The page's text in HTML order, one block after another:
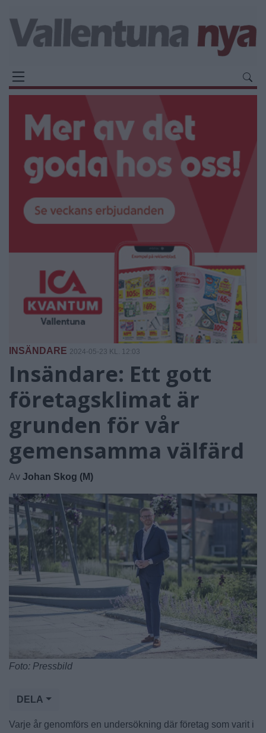
INSÄNDARE 2024-05-23 KL. 12:03
Insändare: Ett gott
företagsklimat är
grunden för vår
gemensamma välfärd
Av Johan Skog (M)
Foto: Pressbild
DELA
Varje år genomförs en undersökning där företag som varit i